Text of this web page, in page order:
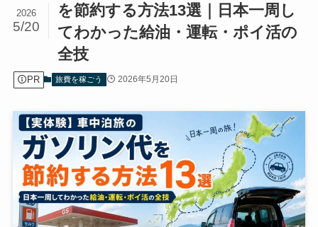
を節約する方法13選｜日本一周し
てわかった給油・運転・ポイ活の
全技
2026
5/20
PR 旅費を稼ごう 2026年5月20日